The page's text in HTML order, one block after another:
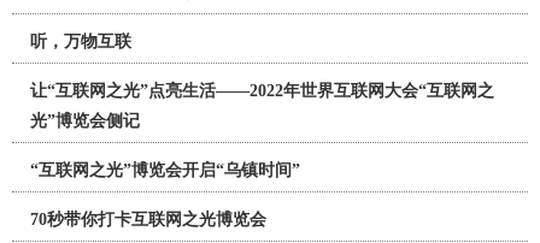
听，万物互联
​让“互联网之光”点亮生活——2022年世界互联网大会“互联网之
光”博览会侧记
“互联网之光”博览会开启“乌镇时间”
70秒带你打卡互联网之光博览会